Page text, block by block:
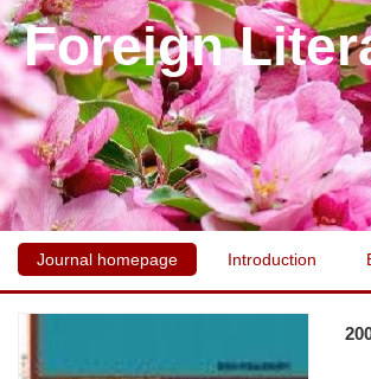
Foreign
Journal homepage Introduction